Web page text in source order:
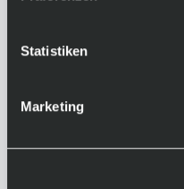
Statistiken
Marketing